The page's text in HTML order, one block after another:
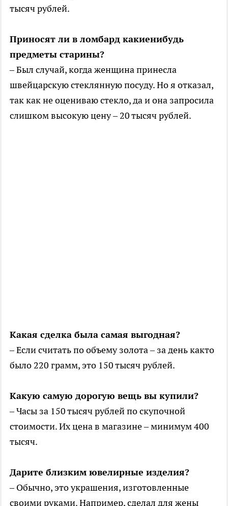
тысяч рублей.
Приносят ли в ломбард какие­нибудь
предметы старины?
– Был случай, когда женщина принесла
швейцарскую стеклянную посуду. Но я отказал,
так как не оцениваю стекло, да и она запросила
слишком высокую цену – 20 тысяч рублей.
Какая сделка была самая выгодная?
– Если считать по объему золота – за день как­то
было 220 грамм, это 150 тысяч рублей.
Какую самую дорогую вещь вы купили?
– Часы за 150 тысяч рублей по скупочной
стоимости. Их цена в магазине – минимум 400
тысяч.
Дарите близким ювелирные изделия?
– Обычно, это украшения, изготовленные
своими руками. Например, сделал для жены